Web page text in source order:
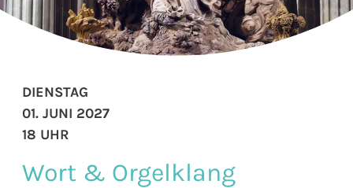
Wort & Orgelklang
DIENSTAG
01. JUNI 2027
18 UHR